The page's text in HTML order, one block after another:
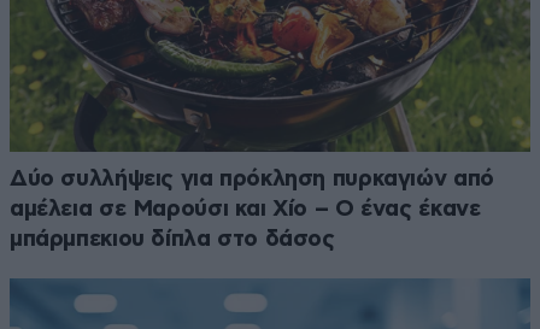
Δύο συλλήψεις για πρόκληση πυρκαγιών από
αμέλεια σε Μαρούσι και Χίο – Ο ένας έκανε
μπάρμπεκιου δίπλα στο δάσος